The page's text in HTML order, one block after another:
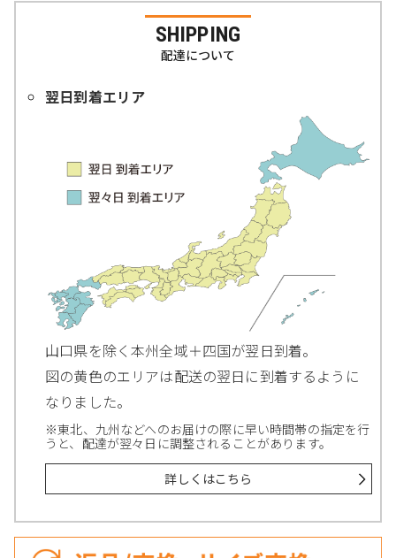
SHIPPING
配達について
翌日到着エリア
山口県を除く本州全域＋四国が翌日到着。
図の黄色のエリアは配送の翌日に到着するように
なりました。
※東北、九州などへのお届けの際に早い時間帯の指定を行
うと、配達が翌々日に調整されることがあります。
詳しくはこちら